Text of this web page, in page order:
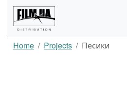
Home Projects Песики